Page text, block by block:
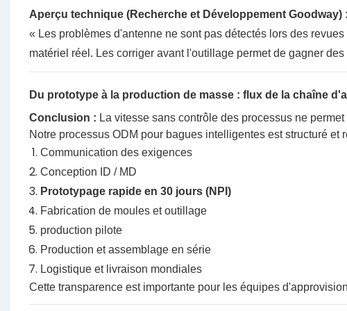
Aperçu technique (Recherche et Développement Goodway) :
« Les problèmes d'antenne ne sont pas détectés lors des
matériel réel. Les corriger avant l'outillage permet de gagner
Du prototype à la production de masse : flux de la chaîne
Conclusion : La vitesse sans contrôle des processus ne
Notre processus ODM pour bagues intelligentes est structuré et
Communication des exigences
Conception ID / MD
Prototypage rapide en 30 jours (NPI)
Fabrication de moules et outillage
production pilote
Production et assemblage en série
Logistique et livraison mondiales
Cette transparence est importante pour les équipes